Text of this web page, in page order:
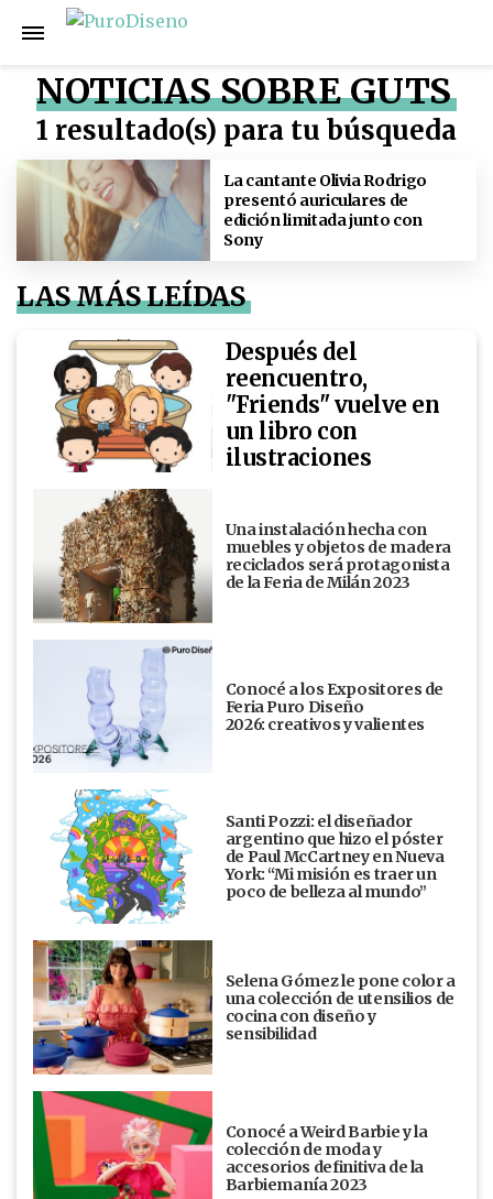
NOTICIAS SOBRE GUTS
1 resultado(s) para tu búsqueda
La cantante Olivia Rodrigo
presentó auriculares de
edición limitada junto con
Sony
LAS MÁS LEÍDAS
Después del
reencuentro,
"Friends" vuelve en
un libro con
ilustraciones
Una instalación hecha con
muebles y objetos de madera
reciclados será protagonista
de la Feria de Milán 2023
Conocé a los Expositores de
Feria Puro Diseño
2026: creativos y valientes
Santi Pozzi: el diseñador
argentino que hizo el póster
de Paul McCartney en Nueva
York: “Mi misión es traer un
poco de belleza al mundo”
Selena Gómez le pone color a
una colección de utensilios de
cocina con diseño y
sensibilidad
Conocé a Weird Barbie y la
colección de moda y
accesorios definitiva de la
Barbiemanía 2023